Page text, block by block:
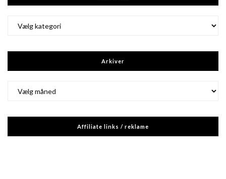
Arkiver
Affiliate links / reklame